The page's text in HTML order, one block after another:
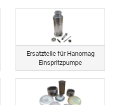
Ersatzteile für Hanomag
Einspritzpumpe